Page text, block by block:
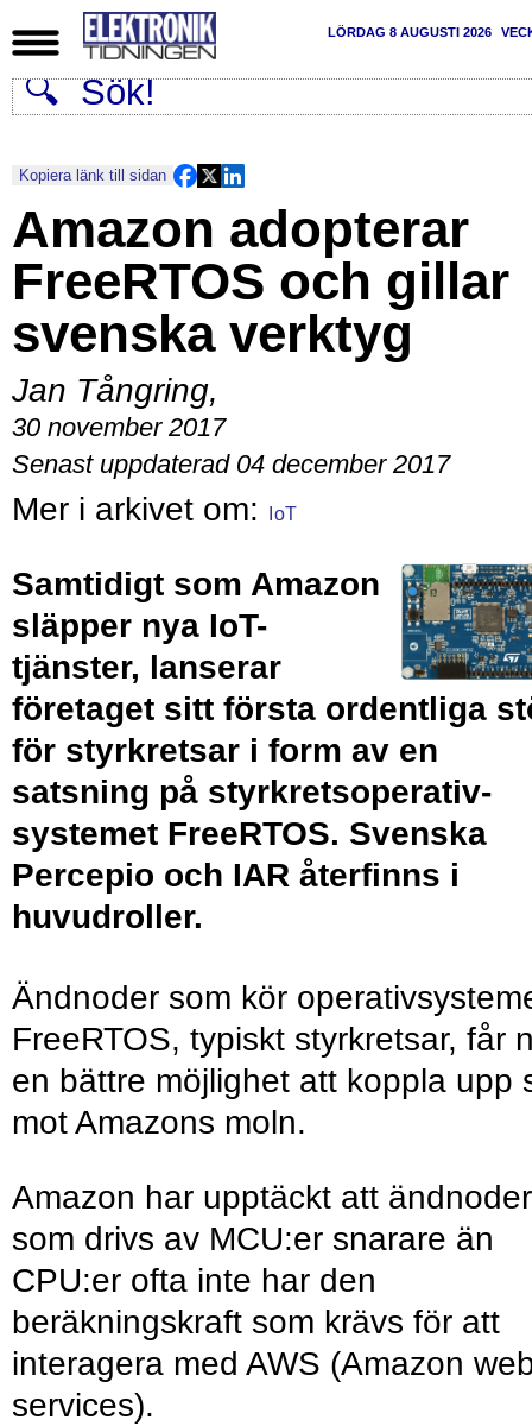
LÖRDAG 8 AUGUSTI 2026
Kopiera länk till sidan
Amazon adopterar
FreeRTOS och gillar
svenska verktyg
Jan Tångring,
30 november 2017
Senast uppdaterad 04 december 2017
IoT
Samtidigt som Amazon
släpper nya IoT-
tjänster, lanserar
företaget sitt första ordentliga
för styrkretsar i form av en
satsning på styrkrets­operativ­
systemet FreeRTOS. Svenska
Percepio och IAR återfinns i
huvudroller.
Ändnoder som kör
FreeRTOS, typiskt styrkretsar, får
en bättre möjlighet att koppla upp
mot Amazons moln.
Amazon har upptäckt att ändnoder
som drivs av MCU:er snarare än
CPU:er ofta inte har den
beräkningskraft som krävs för att
interagera med AWS (Amazon
services).